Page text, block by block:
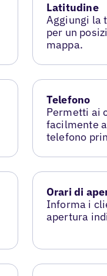
Latitudine
Aggiungi la
per un
mappa.
Telefono
Permetti ai
facilmente
telefono
Orari di
Informa i
apertura